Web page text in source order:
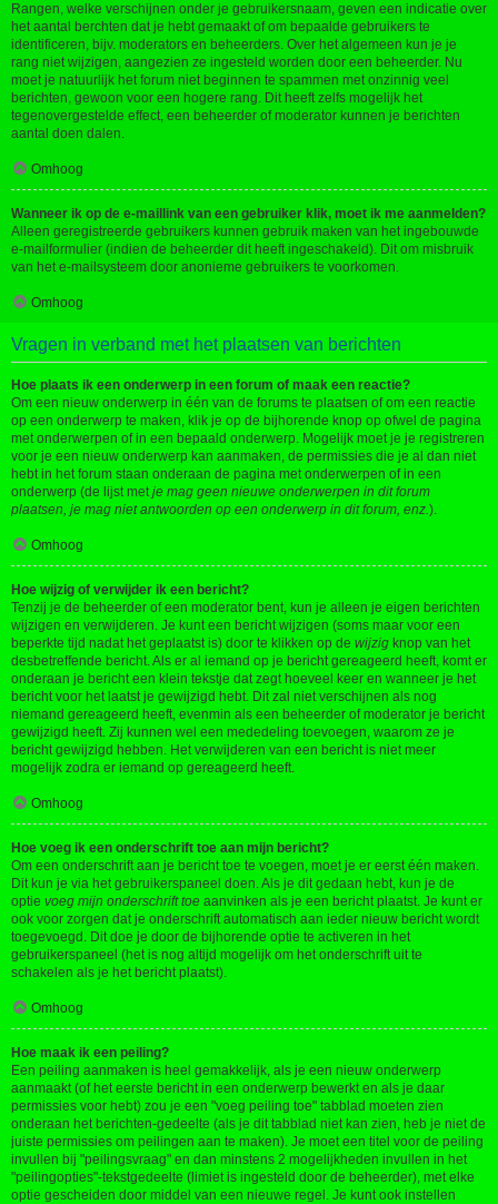
Rangen, welke verschijnen onder je gebruikersnaam, geven een indicatie over
het aantal berchten dat je hebt gemaakt of om bepaalde gebruikers te
identificeren, bijv. moderators en beheerders. Over het algemeen kun je je
rang niet wijzigen, aangezien ze ingesteld worden door een beheerder. Nu
moet je natuurlijk het forum niet beginnen te spammen met onzinnig veel
berichten, gewoon voor een hogere rang. Dit heeft zelfs mogelijk het
tegenovergestelde effect, een beheerder of moderator kunnen je berichten
aantal doen dalen.
Omhoog
Wanneer ik op de e-maillink van een gebruiker klik, moet ik me aanmelden?
Alleen geregistreerde gebruikers kunnen gebruik maken van het ingebouwde
e-mailformulier (indien de beheerder dit heeft ingeschakeld). Dit om misbruik
van het e-mailsysteem door anonieme gebruikers te voorkomen.
Omhoog
Vragen in verband met het plaatsen van berichten
Hoe plaats ik een onderwerp in een forum of maak een reactie?
Om een nieuw onderwerp in één van de forums te plaatsen of om een reactie
op een onderwerp te maken, klik je op de bijhorende knop op ofwel de pagina
met onderwerpen of in een bepaald onderwerp. Mogelijk moet je je registreren
voor je een nieuw onderwerp kan aanmaken, de permissies die je al dan niet
hebt in het forum staan onderaan de pagina met onderwerpen of in een
onderwerp (de lijst metje mag geen nieuwe onderwerpen in dit forum
plaatsen, je mag niet antwoorden op een onderwerp in dit forum, enz.).
Omhoog
Hoe wijzig of verwijder ik een bericht?
Tenzij je de beheerder of een moderator bent, kun je alleen je eigen berichten
wijzigen en verwijderen. Je kunt een bericht wijzigen (soms maar voor een
beperkte tijd nadat het geplaatst is) door te klikken op de wijzig knop van het
desbetreffende bericht. Als er al iemand op je bericht gereageerd heeft, komt er
onderaan je bericht een klein tekstje dat zegt hoeveel keer en wanneer je het
bericht voor het laatst je gewijzigd hebt. Dit zal niet verschijnen als nog
niemand gereageerd heeft, evenmin als een beheerder of moderator je bericht
gewijzigd heeft. Zij kunnen wel een mededeling toevoegen, waarom ze je
bericht gewijzigd hebben. Het verwijderen van een bericht is niet meer
mogelijk zodra er iemand op gereageerd heeft.
Omhoog
Hoe voeg ik een onderschrift toe aan mijn bericht?
Om een onderschrift aan je bericht toe te voegen, moet je er eerst één maken.
Dit kun je via het gebruikerspaneel doen. Als je dit gedaan hebt, kun je de
optie voeg mijn onderschrift toe aanvinken als je een bericht plaatst. Je kunt er
ook voor zorgen dat je onderschrift automatisch aan ieder nieuw bericht wordt
toegevoegd. Dit doe je door de bijhorende optie te activeren in het
gebruikerspaneel (het is nog altijd mogelijk om het onderschrift uit te
schakelen als je het bericht plaatst).
Omhoog
Hoe maak ik een peiling?
Een peiling aanmaken is heel gemakkelijk, als je een nieuw onderwerp
aanmaakt (of het eerste bericht in een onderwerp bewerkt en als je daar
permissies voor hebt) zou je een "voeg peiling toe" tabblad moeten zien
onderaan het berichten-gedeelte (als je dit tabblad niet kan zien, heb je niet de
juiste permissies om peilingen aan te maken). Je moet een titel voor de peiling
invullen bij "peilingsvraag" en dan minstens 2 mogelijkheden invullen in het
"peilingopties"-tekstgedeelte (limiet is ingesteld door de beheerder), met elke
optie gescheiden door middel van een nieuwe regel. Je kunt ook instellen